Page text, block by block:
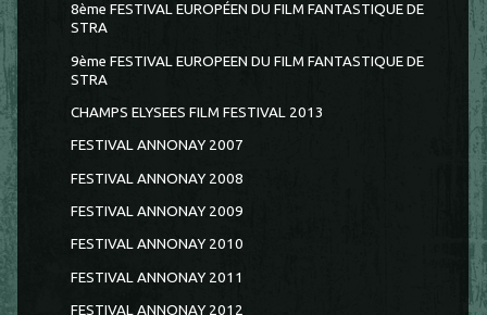
8ème FESTIVAL EUROPÉEN DU FILM FANTASTIQUE DE
STRA
9ème FESTIVAL EUROPEEN DU FILM FANTASTIQUE DE
STRA
CHAMPS ELYSEES FILM FESTIVAL 2013
FESTIVAL ANNONAY 2007
FESTIVAL ANNONAY 2008
FESTIVAL ANNONAY 2009
FESTIVAL ANNONAY 2010
FESTIVAL ANNONAY 2011
FESTIVAL ANNONAY 2012